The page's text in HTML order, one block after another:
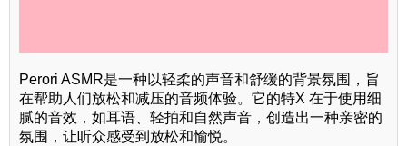
Perori ASMR是一种以轻柔的声音和舒缓的背景氛围，旨
在帮助人们放松和减压的音频体验。它的特X 在于使用细
腻的音效，如耳语、轻拍和自然声音，创造出一种亲密的
氛围，让听众感受到放松和愉悦。